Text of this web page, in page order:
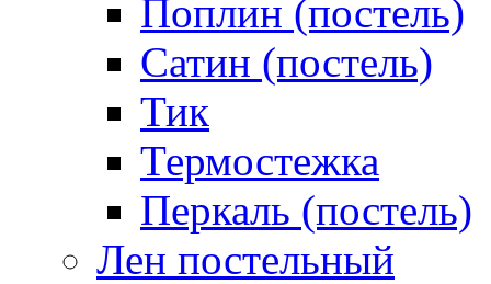
Поплин (постель)
Сатин (постель)
Тик
Термостежка
Перкаль (постель)
Лен постельный